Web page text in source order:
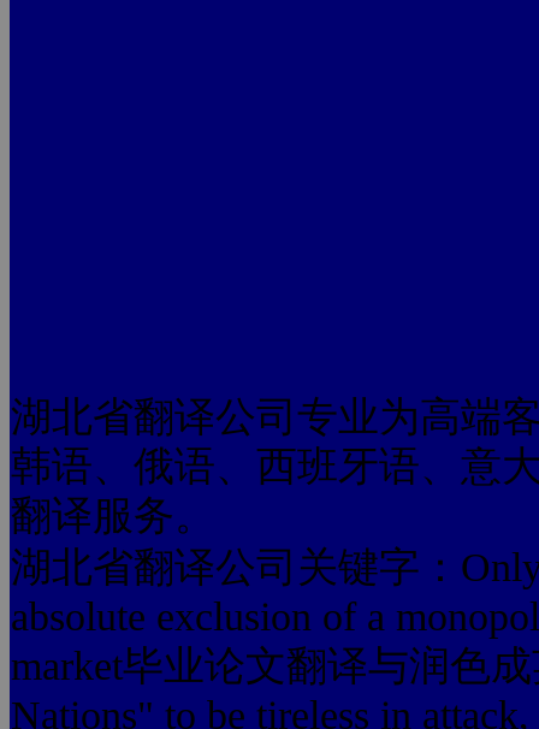
湖北省翻译公司专业为高端
韩语、俄语、西班牙语、意
翻译服务。
湖北省翻译公司关键字：Only
absolute exclusion of a
market毕业论文翻译与润色
Nations" to be tireless in